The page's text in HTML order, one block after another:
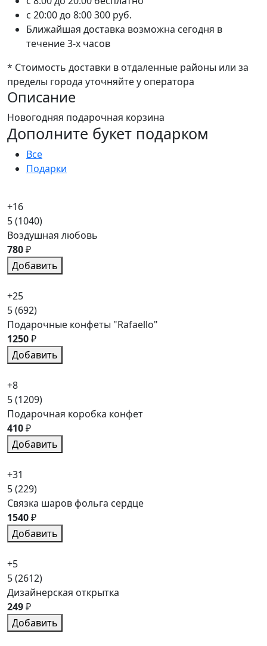
c 20:00 до 8:00300 руб.
Ближайшая доставка возможна сегодня в
течение 3-х часов
* Стоимость доставки в отдаленные районы или за
пределы города уточняйте у оператора
Описание
Новогодняя подарочная корзина
Дополните букет подарком
Все
Подарки
+16
5(1040)
Воздушная любовь
780₽
Добавить
+25
5(692)
Подарочные конфеты "Rafaello"
1250₽
Добавить
+8
5(1209)
Подарочная коробка конфет
410₽
Добавить
+31
5(229)
Связка шаров фольга сердце
1540₽
Добавить
+5
5(2612)
Дизайнерская открытка
249₽
Добавить